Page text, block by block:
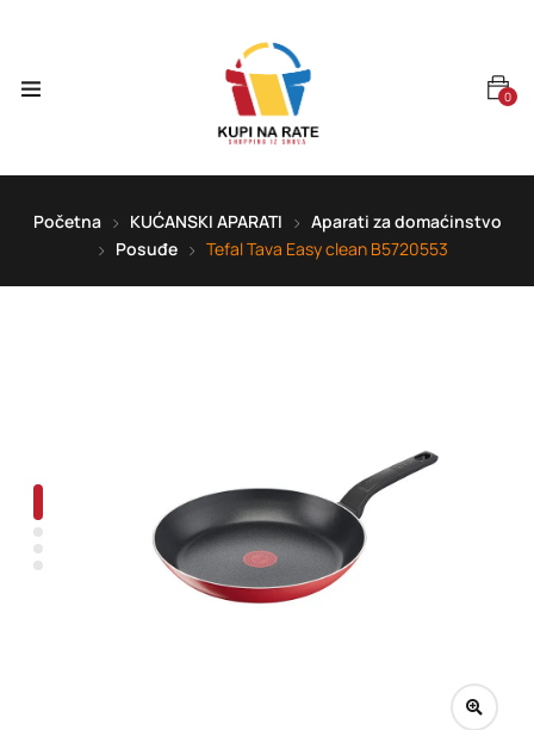
0
Početna KUĆANSKI APARATI
Aparati za domaćinstvo
Posuđe
Tefal Tava Easy clean B5720553